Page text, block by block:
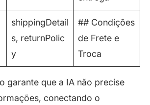
shippingDetail
s, returnPolic
y
## Condições
de Frete e
Troca
garante que a IA não precise
conectando o